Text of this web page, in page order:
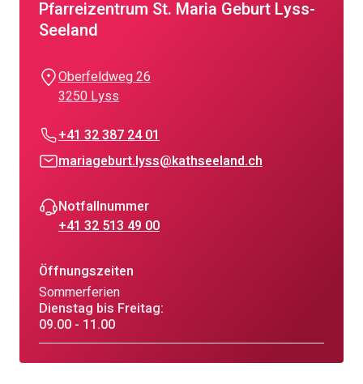
Pfarreizentrum St. Maria Geburt Lyss-
Seeland
Oberfeldweg 26
3250 Lyss
+41 32 387 24 01
mariageburt.lyss@kathseeland.ch
Notfallnummer
+41 32 513 49 00
Öffnungszeiten
Sommerferien
Dienstag bis Freitag:
09.00 - 11.00